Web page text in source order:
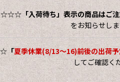
☆☆☆「入荷待ち」表示の商品はご
をお知らせし
☆「夏季休業(8/13～16)前後の出荷
してご確認く